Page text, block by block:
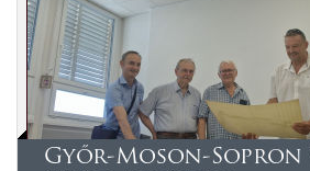
Győr-Moson-Sopron